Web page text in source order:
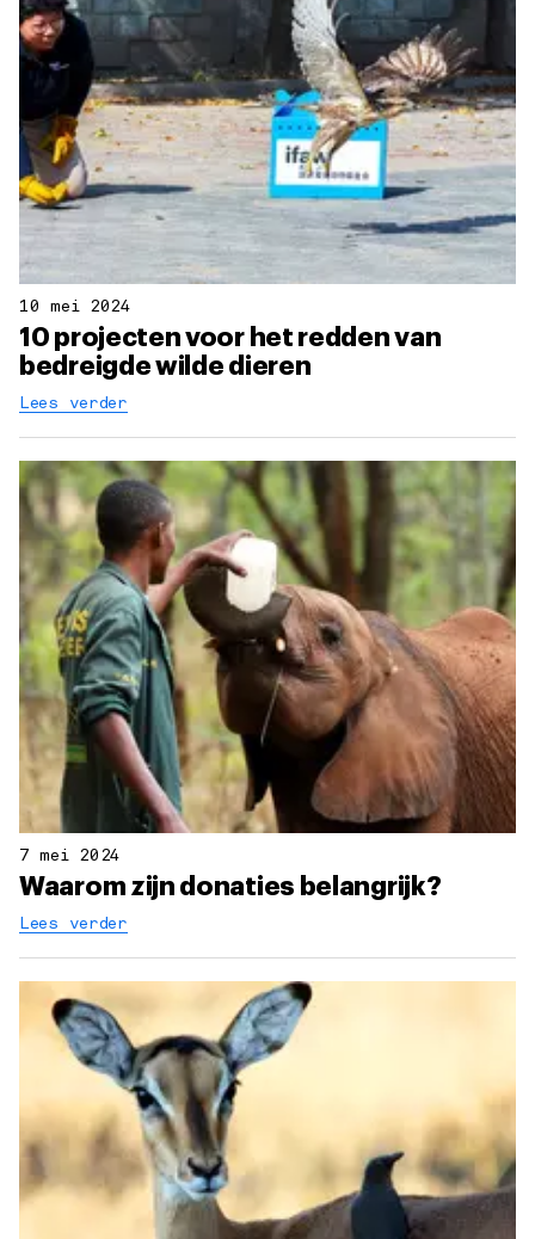
10 mei 2024
10 projecten voor het redden van
bedreigde wilde dieren
Lees verder
7 mei 2024
Waarom zijn donaties belangrijk?
Lees verder